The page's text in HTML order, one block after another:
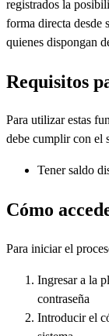
registrados la
forma directa desde
quienes dispongan
Requisitos
Para utilizar estas
debe cumplir con el
Tener saldo
Cómo
Para iniciar el
Ingresar a la
contraseña
Introducir el